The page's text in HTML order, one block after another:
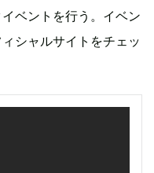
ベントを行う。イベン
シャルサイトをチェッ